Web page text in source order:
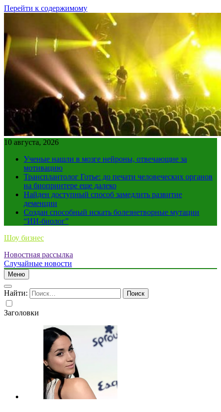
Перейти к содержимому
10 августа, 2026
Ученые нашли в мозге нейроны, отвечающие за
мотивацию
Трансплантолог Готье: до печати человеческих органов
на биопринтере еще далеко
Найден доступный способ замедлить развитие
деменции
Создан способный искать болезнетворные мутации
“ИИ-биолог”
Шоу бизнес
Новостная рассылка
Случайные новости
Меню
Найти:
Заголовки